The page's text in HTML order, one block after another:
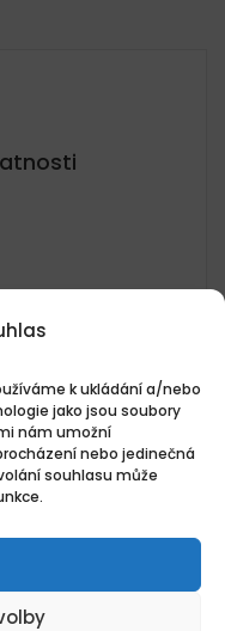
k ukládání a/nebo
jako jsou soubory
nám umožní
nebo jedinečná
souhlasu může
i odborné)
přihlaste nebo